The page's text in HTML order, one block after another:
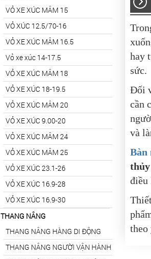
hay
sức.
Đối
cần
và
Bàn
điều
theo
VỎ XE XÚC MÂM 15
VỎ XÚC 12.5/70-16
VỎ XE XÚC MÂM 16.5
Vỏ xe xúc 14-17.5
VỎ XE XÚC MÂM 18
VỎ XE XÚC 18-19.5
VỎ XE XÚC MÂM 20
VỎ XE XÚC 9.00-20
VỎ XE XÚC MÂM 24
VỎ XE XÚC MÂM 25
VỎ XE XÚC 23.1-26
VỎ XE XÚC 16.9-28
VỎ XE XÚC 16.9-30
THANG NÂNG
THANG NÂNG HÀNG DI ĐỘNG
THANG NÂNG NGƯỜI VẬN HÀNH